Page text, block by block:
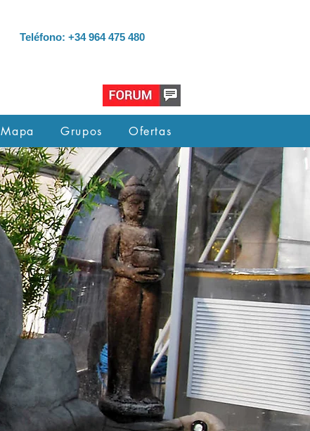
Teléfono: +34 964 475 480
Mapa Grupos Ofertas